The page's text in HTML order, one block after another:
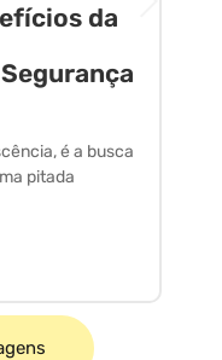
da
é a busca
pitada